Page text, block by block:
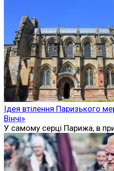
Ідея втілення Паризького
Вінчі»
У самому серці Парижа, в